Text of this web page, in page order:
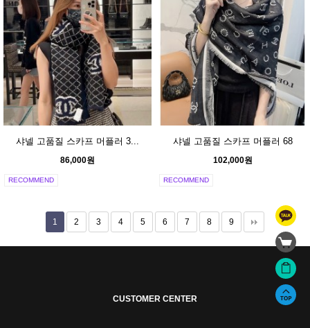
샤넬 고품질 스카프 머플러 3...
86,000원
RECOMMEND
샤넬 고품질 스카프 머플러 68
102,000원
RECOMMEND
1 2 3 4 5 6 7 8 9
CUSTOMER CENTER